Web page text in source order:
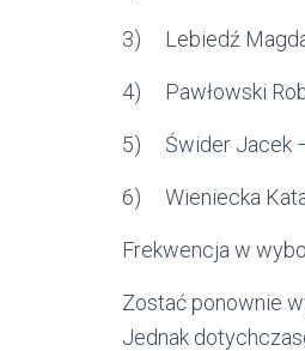
3) Lebiedź
4) Pawłowski
5) Świder Jacek
6) Wieniecka
Frekwencja w
Zostać ponownie
Jednak